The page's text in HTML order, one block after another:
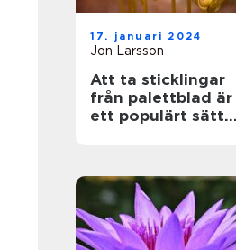
17. januari 2024
Jon Larsson
Att ta sticklingar
från palettblad är
ett populärt sätt